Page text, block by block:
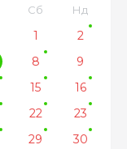
Сб Нд
1
2
8
9
15
16
22
23
29
30